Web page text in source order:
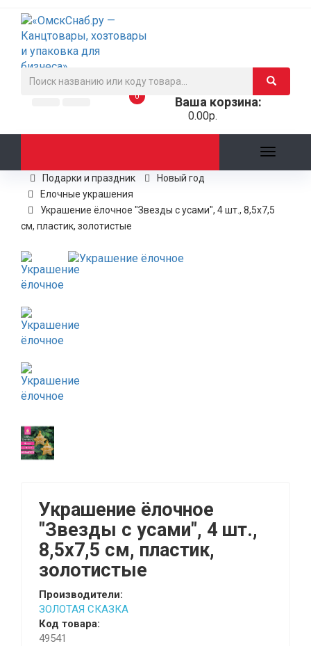
0 Ваша корзина:
0.00р.
Toggle
Подарки и праздник
Новый год
Елочные украшения
Украшение ёлочное "Звезды с усами", 4 шт., 8,5х7,5
см, пластик, золотистые
Украшение ёлочное
"Звезды с усами", 4 шт.,
8,5х7,5 см, пластик,
золотистые
Производители:
ЗОЛОТАЯ СКАЗКА
Код товара:
49541